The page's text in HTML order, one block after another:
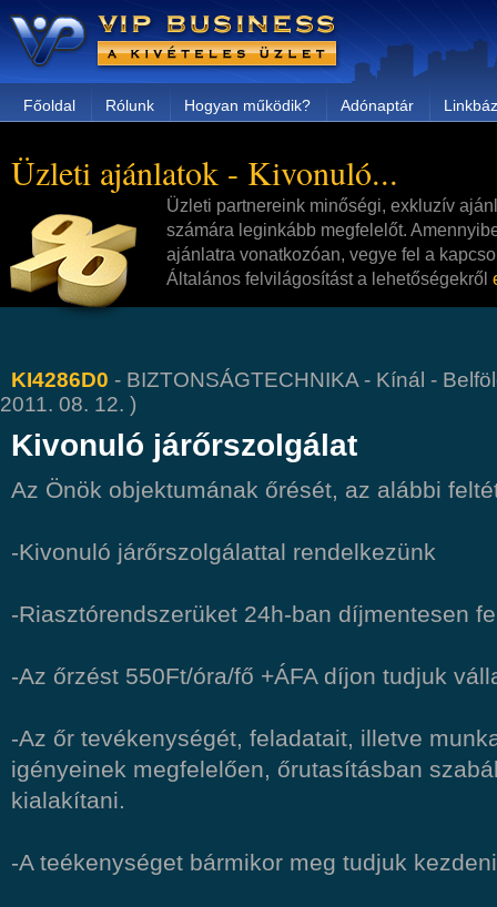
Főoldal Rólunk Hogyan működik? Adónaptár
Üzleti ajánlatok - Kivonuló...
Üzleti partnereink minőségi, exkluzív
számára leginkább megfelelőt.
ajánlatra vonatkozóan, vegye fel a
Általános felvilágosítást a lehetőségekről
KI4286D0 - BIZTONSÁGTECHNIKA - Kínál -
2011. 08. 12. )
Kivonuló járőrszolgálat
Az Önök objektumának őrését, az alábbi
-Kivonuló járőrszolgálattal rendelkezünk
-Riasztórendszerüket 24h-ban díjmentesen
-Az őrzést 550Ft/óra/fő +ÁFA díjon tudjuk
-Az őr tevékenységét, feladatait, illetve
igényeinek megfelelően, őrutasításban
kialakítani.
-A teékenységet bármikor meg tudjuk